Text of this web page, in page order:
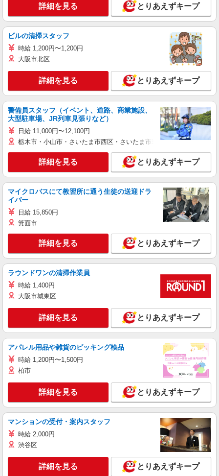
詳細を見る とりあえずキープ
ビルの清掃スタッフ
時給 1,200円〜1,200円
大阪市北区
詳細を見る とりあえずキープ
警備員スタッフ（イベント、道路、商業施設、
大型駐車場、JR列車見張りなど）
日給 11,000円〜12,100円
栃木市・小山市・さいたま市西区・さいたま市岩槻区・久喜市・蓮田
詳細を見る とりあえずキープ
マイクロバスにて教習所に通う生徒の送迎ドラ
イバー
日給 15,850円
箕面市
詳細を見る とりあえずキープ
ラウンドワンの清掃作業員
時給 1,400円
大阪市城東区
詳細を見る とりあえずキープ
アパレル用品や雑貨のピッキング検品
時給 1,200円〜1,500円
柏市
詳細を見る とりあえずキープ
マンションの受付・案内スタッフ
時給 2,000円
渋谷区
詳細を見る とりあえずキープ